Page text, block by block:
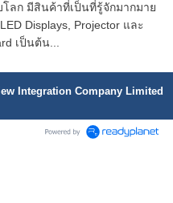
ลก มีสินค้าที่เป็นที่รู้จักมากมาย
Displays, Projector และ
เป็นต้น...
Integration Company Limited